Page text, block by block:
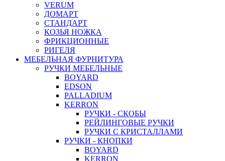
VERUM
ДОМАРТ
СТАНДАРТ
КОЗЬЯ НОЖКА
ФРИКЦИОННЫЕ
РИГЕЛЯ
МЕБЕЛЬНАЯ ФУРНИТУРА
РУЧКИ МЕБЕЛЬНЫЕ
BOYARD
EDSON
PALLADIUM
KERRON
РУЧКИ - СКОБЫ
РЕЙЛИНГОВЫЕ РУЧКИ
РУЧКИ С КРИСТАЛЛАМИ
РУЧКИ - КНОПКИ
BOYARD
KERRON